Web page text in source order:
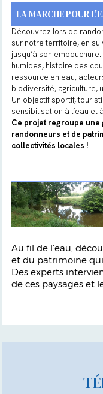
LA MARCHE POUR
Découvrez lors de
sur notre territoire, en
jusqu’à son
humides, histoire des
ressource en eau,
biodiversité, agriculture,
Un objectif sportif,
sensibilisation à l’eau et
Ce projet regroupe une
randonneurs et de
collectivités locales !
Au fil de l'eau,
et du patrimoine
Des experts
de ces paysages et